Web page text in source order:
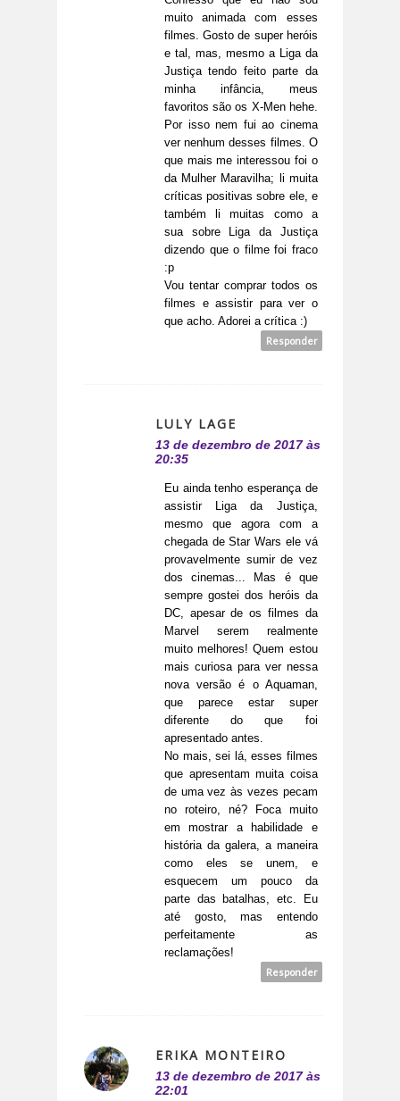
muito animada com esses
filmes. Gosto de super heróis
e tal, mas, mesmo a Liga da
Justiça tendo feito parte da
minha infância, meus
favoritos são os X-Men hehe.
Por isso nem fui ao cinema
ver nenhum desses filmes. O
que mais me interessou foi o
da Mulher Maravilha; li muita
críticas positivas sobre ele, e
também li muitas como a
sua sobre Liga da Justiça
dizendo que o filme foi fraco
:p
Vou tentar comprar todos os
filmes e assistir para ver o
que acho. Adorei a crítica :)
Responder
LULY LAGE
13 de dezembro de 2017 às
20:35
Eu ainda tenho esperança de
assistir Liga da Justiça,
mesmo que agora com a
chegada de Star Wars ele vá
provavelmente sumir de vez
dos cinemas... Mas é que
sempre gostei dos heróis da
DC, apesar de os filmes da
Marvel serem realmente
muito melhores! Quem estou
mais curiosa para ver nessa
nova versão é o Aquaman,
que parece estar super
diferente do que foi
apresentado antes.
No mais, sei lá, esses filmes
que apresentam muita coisa
de uma vez às vezes pecam
no roteiro, né? Foca muito
em mostrar a habilidade e
história da galera, a maneira
como eles se unem, e
esquecem um pouco da
parte das batalhas, etc. Eu
até gosto, mas entendo
perfeitamente as
reclamações!
Responder
ERIKA MONTEIRO
13 de dezembro de 2017 às
22:01